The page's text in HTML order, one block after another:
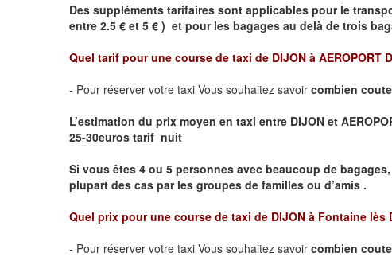
Des suppléments tarifaires sont applicables pour le
entre 2.5 € et 5 € ) et pour les bagages au delà de trois
Quel tarif pour une course de taxi de DIJON à AEROPORT
- Pour réserver votre taxi Vous souhaitez savoir combien
L’estimation du prix moyen en taxi entre DIJON et
25-30euros tarif nuit
Si vous êtes 4 ou 5 personnes avec beaucoup de
plupart des cas par les groupes de familles ou d’amis .
Quel prix pour une course de taxi de DIJON à Fontaine lès
- Pour réserver votre taxi Vous souhaitez savoir combien